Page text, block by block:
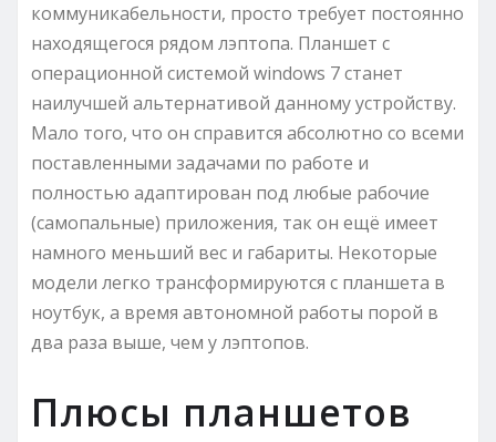
коммуникабельности, просто требует постоянно
находящегося рядом лэптопа. Планшет с
операционной системой windows 7 станет
наилучшей альтернативой данному устройству.
Мало того, что он справится абсолютно со всеми
поставленными задачами по работе и
полностью адаптирован под любые рабочие
(самопальные) приложения, так он ещё имеет
намного меньший вес и габариты. Некоторые
модели легко трансформируются с планшета в
ноутбук, а время автономной работы порой в
два раза выше, чем у лэптопов.
Плюсы планшетов